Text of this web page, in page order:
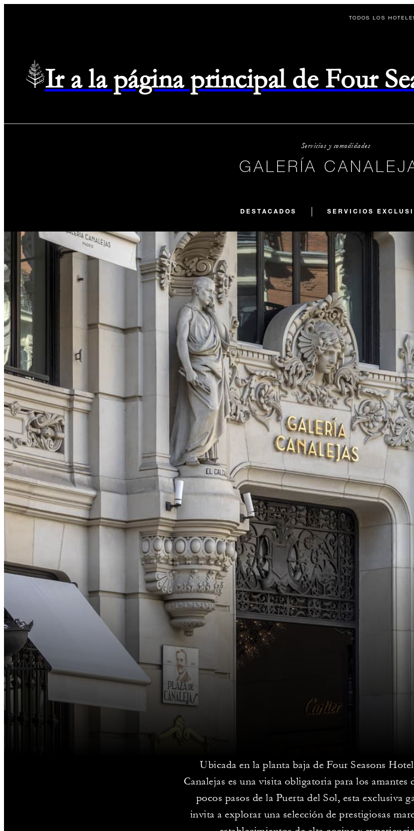
TODOS LOS
Ir a la página principal de Four
Servicios y comodidades
GALERÍA
DESTACADOS SERVICIOS
Ubicada en la planta baja de Four Seasons
Canalejas es una visita obligatoria para los
pocos pasos de la Puerta del Sol, esta exclusiva
invita a explorar una selección de prestigiosas